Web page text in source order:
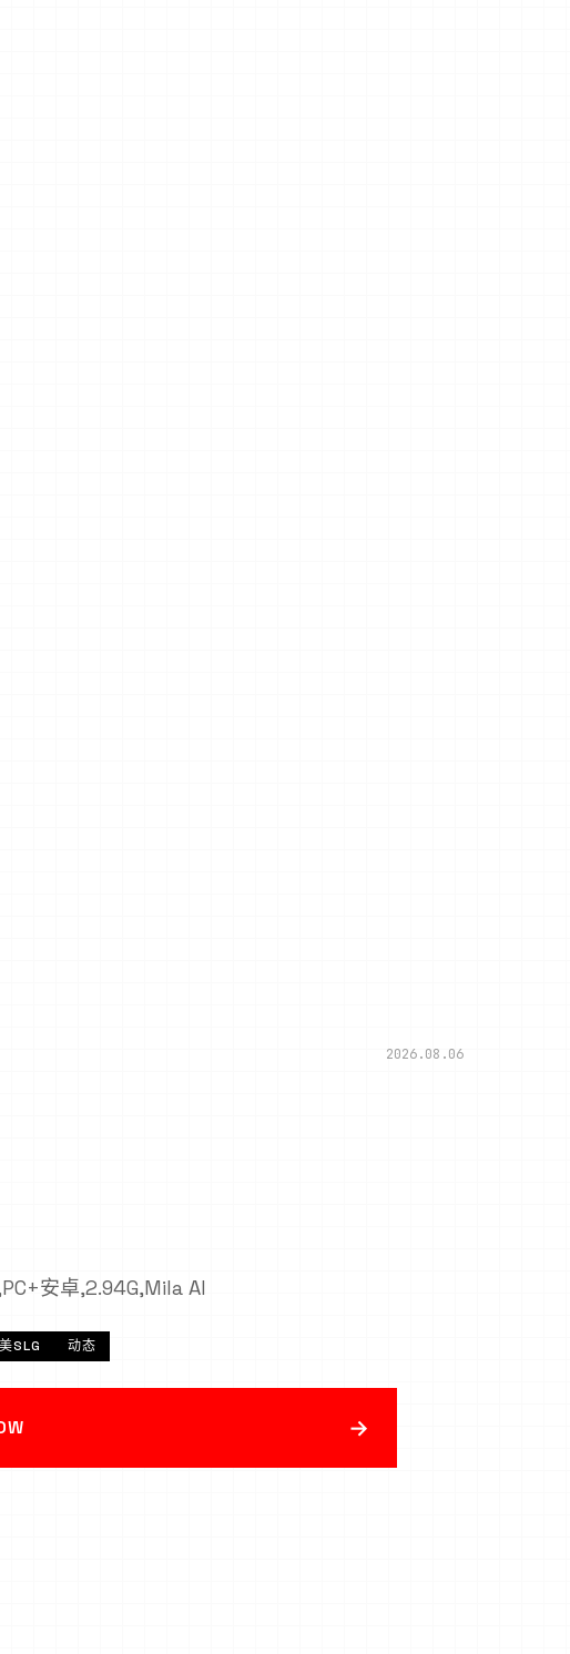
2026.08.06
安卓,2.94G,Mila AI
SLG 动态
→